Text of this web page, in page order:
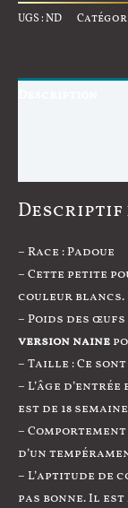
Poule
-
UGS :ND
Descriptif
– Race : Padoue
– Cette petite
couleur blancs.
– Poids des
version naine
– Taille : Ce sont
– L’âge
est de 18
– Comportement
d’un
– L’aptitude de
pas bonne. Il